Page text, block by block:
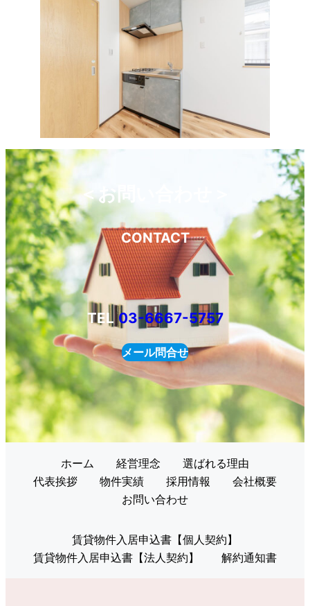
＜お問い合わせ＞
CONTACT
TEL 03-6667-5757
メール問合せ
ホーム 経営理念
選ばれる理由
代表挨拶
物件実績 採用情報
会社概要
お問い合わせ
賃貸物件入居申込書【個人契約】
賃貸物件入居申込書【法人契約】
解約通知書